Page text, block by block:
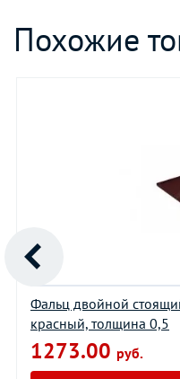
Похожие
Фальц двойной
красный, толщина 0,5
1273.00 руб.